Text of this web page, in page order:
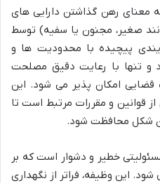
معنای رهن گذاشتن دارایی های
صغیر، مجنون یا سفیه) توسط
پیچیده با محدودیت ها و
و تنها با رعایت دقیق مصلحت
قضایی امکان پذیر می شود. این
از قوانین و مقررات مرتبط است تا
شکل محافظت شود.
خطیر و دشوار است که بر
این وظیفه، فراتر از نگهداری